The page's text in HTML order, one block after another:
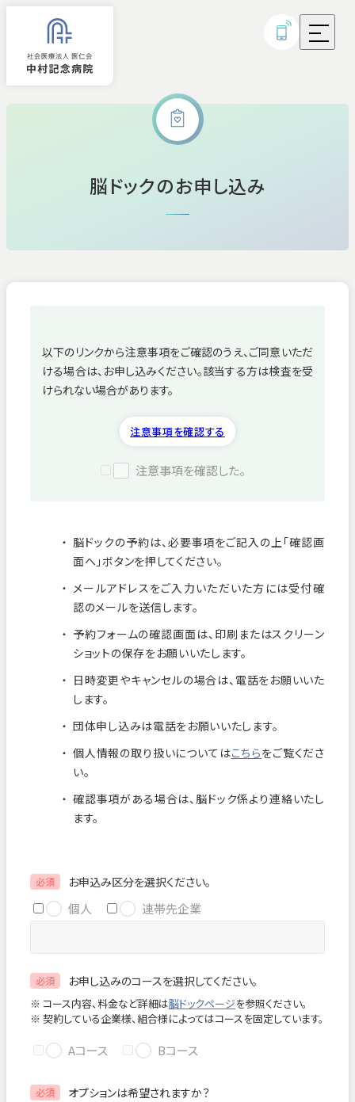
病気・治療について
病院紹介
お知らせ
フロアマップ
個人情報保護方針
お電話
Close
脳ドックのお申し込み
以下のリンクから注意事項をご確認のうえ、ご同意いただ
ける場合は、お申し込みください。該当する方は検査を受
けられない場合があります。
注意事項を確認する
注意事項を確認した。
脳ドックの予約は、必要事項をご記入の上「確認画
面へ」ボタンを押してください。
メールアドレスをご入力いただいた方には受付確
認のメールを送信します。
予約フォームの確認画面は、印刷またはスクリーン
ショットの保存をお願いいたします。
日時変更やキャンセルの場合は、電話をお願いいた
します。
団体申し込みは電話をお願いいたします。
個人情報の取り扱いについてはこちらをご覧くださ
い。
確認事項がある場合は、脳ドック係より連絡いたし
ます。
必須 お申込み区分を選択ください。
個人 連帯先企業
必須 お申し込みのコースを選択してください。
※ コース内容、料金など詳細は脳ドックページを参照ください。
※ 契約している企業様、組合様によってはコースを固定しています。
Aコース Bコース
必須 オプションは希望されますか？